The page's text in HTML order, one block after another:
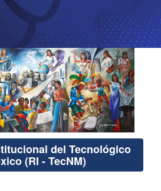
del Tecnológico
(RI - TecNM)